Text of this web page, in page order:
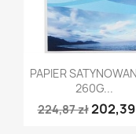
Szybki
PAPIER
260G...
224,87 zł202,39